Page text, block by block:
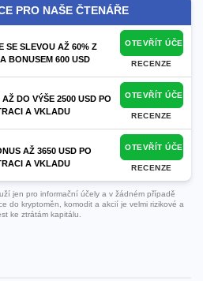
PRO NAŠE ČTENÁŘE
SE SLEVOU AŽ 60% Z
BONUSEM 600 USD
OTEVŘÍT ÚČET
RECENZE
DO VÝŠE 2500 USD PO
A VKLADU
OTEVŘÍT ÚČET
RECENZE
AŽ 3650 USD PO
A VKLADU
OTEVŘÍT ÚČET
RECENZE
jen pro informační účely a v žádném případě
do kryptoměn, komodit a akcií je velmi rizikové a
ke ztrátám kapitálu.